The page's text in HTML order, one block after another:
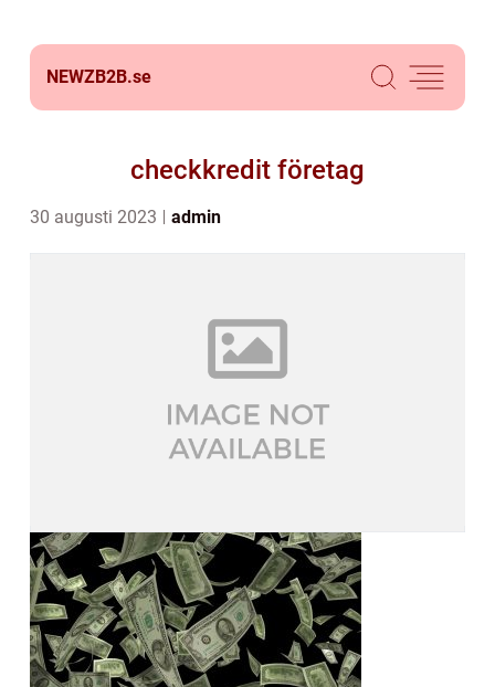
NEWZB2B.se
checkkredit företag
30 augusti 2023 admin